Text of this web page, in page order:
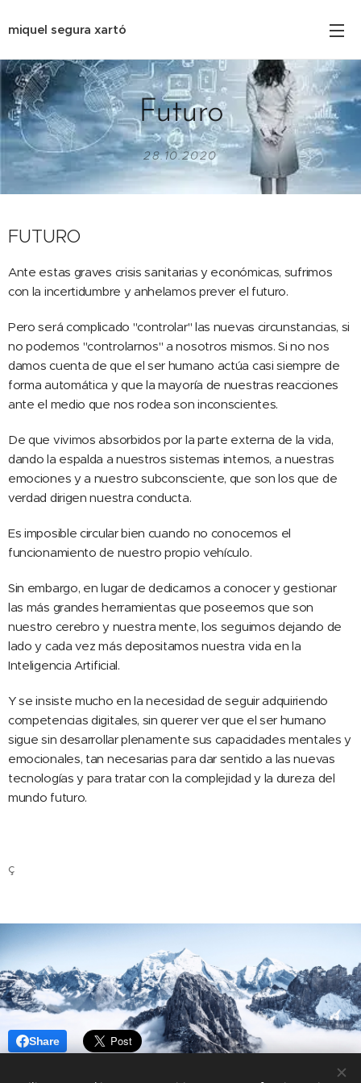
miquel segura xartó
Futuro
28.10.2020
FUTURO
Ante estas graves crisis sanitarias y económicas, sufrimos
con la incertidumbre y anhelamos prever el futuro.
Pero será complicado "controlar" las nuevas circunstancias, si
no podemos "controlarnos" a nosotros mismos. Si no nos
damos cuenta de que el ser humano actúa casi siempre de
forma automática y que la mayoría de nuestras reacciones
ante el medio que nos rodea son inconscientes.
De que vivimos absorbidos por la parte externa de la vida,
dando la espalda a nuestros sistemas internos, a nuestras
emociones y a nuestro subconsciente, que son los que de
verdad dirigen nuestra conducta.
Es imposible circular bien cuando no conocemos el
funcionamiento de nuestro propio vehículo.
Sin embargo, en lugar de dedicarnos a conocer y gestionar
las más grandes herramientas que poseemos que son
nuestro cerebro y nuestra mente, los seguimos dejando de
lado y cada vez más depositamos nuestra vida en la
Inteligencia Artificial.
Y se insiste mucho en la necesidad de seguir adquiriendo
competencias digitales, sin querer ver que el ser humano
sigue sin desarrollar plenamente sus capacidades mentales y
emocionales, tan necesarias para dar sentido a las nuevas
tecnologías y para tratar con la complejidad y la dureza del
mundo futuro.
ç
Share